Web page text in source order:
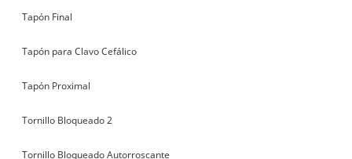
Tapón Final
Tapón para Clavo Cefálico
Tapón Proximal
Tornillo Bloqueado 2
Tornillo Bloqueado Autorroscante